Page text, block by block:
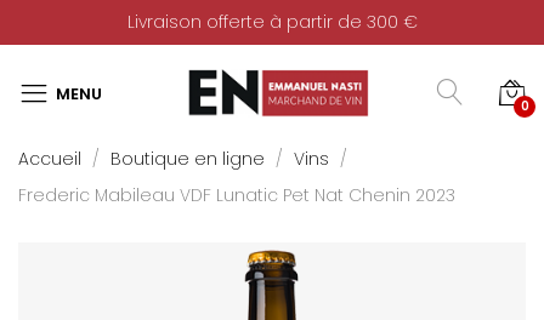
Livraison offerte à partir de 300 €
0
Accueil Boutique en ligne
Vins
Frederic Mabileau VDF Lunatic Pet Nat Chenin 2023